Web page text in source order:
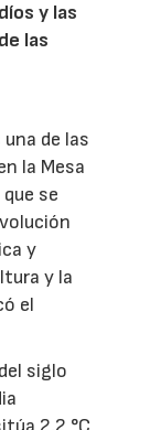
y las
las
de las
la Mesa
se
y
y la
el
siglo